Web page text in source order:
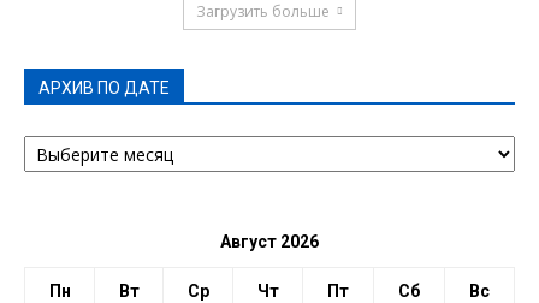
Загрузить больше
АРХИВ ПО ДАТЕ
АРХИВ
ПО
Август 2026
Пн Вт Ср Чт Пт Сб Вс